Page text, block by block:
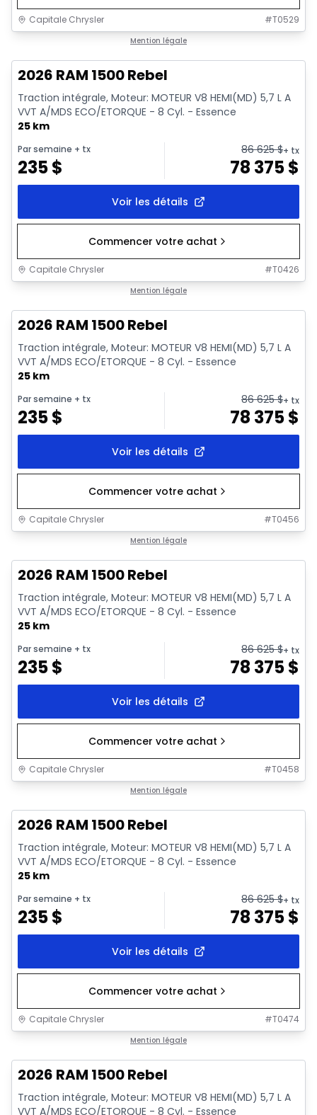
Capitale Chrysler #T0529
Mention légale
2026 RAM 1500 Rebel
Traction intégrale, Moteur: MOTEUR V8 HEMI(MD) 5,7 L A
VVT A/MDS ECO/ETORQUE - 8 Cyl. - Essence
25 km
Par semaine + tx
235$
86 625$+ tx
78 375$
Voir les détails
Commencer votre achat
Capitale Chrysler #T0426
Mention légale
2026 RAM 1500 Rebel
Traction intégrale, Moteur: MOTEUR V8 HEMI(MD) 5,7 L A
VVT A/MDS ECO/ETORQUE - 8 Cyl. - Essence
25 km
Par semaine + tx
235$
86 625$+ tx
78 375$
Voir les détails
Commencer votre achat
Capitale Chrysler #T0456
Mention légale
2026 RAM 1500 Rebel
Traction intégrale, Moteur: MOTEUR V8 HEMI(MD) 5,7 L A
VVT A/MDS ECO/ETORQUE - 8 Cyl. - Essence
25 km
Par semaine + tx
235$
86 625$+ tx
78 375$
Voir les détails
Commencer votre achat
Capitale Chrysler #T0458
Mention légale
2026 RAM 1500 Rebel
Traction intégrale, Moteur: MOTEUR V8 HEMI(MD) 5,7 L A
VVT A/MDS ECO/ETORQUE - 8 Cyl. - Essence
25 km
Par semaine + tx
235$
86 625$+ tx
78 375$
Voir les détails
Commencer votre achat
Capitale Chrysler #T0474
Mention légale
2026 RAM 1500 Rebel
Traction intégrale, Moteur: MOTEUR V8 HEMI(MD) 5,7 L A
VVT A/MDS ECO/ETORQUE - 8 Cyl. - Essence